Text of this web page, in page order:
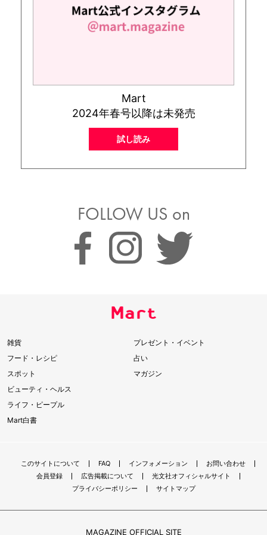
Mart
2024年春号以降は未発売
試し読み
FOLLOW US on
雑貨
フード・レシピ
スポット
ビューティ・ヘルス
ライフ・ピープル
Mart白書
プレゼント・イベント
占い
マガジン
このサイトについて FAQ インフォメーション
お問い合わせ
会員登録
広告掲載について
光文社オフィシャルサイト
プライバシーポリシー
サイトマップ
MAGAZINE OFFICIAL SITE